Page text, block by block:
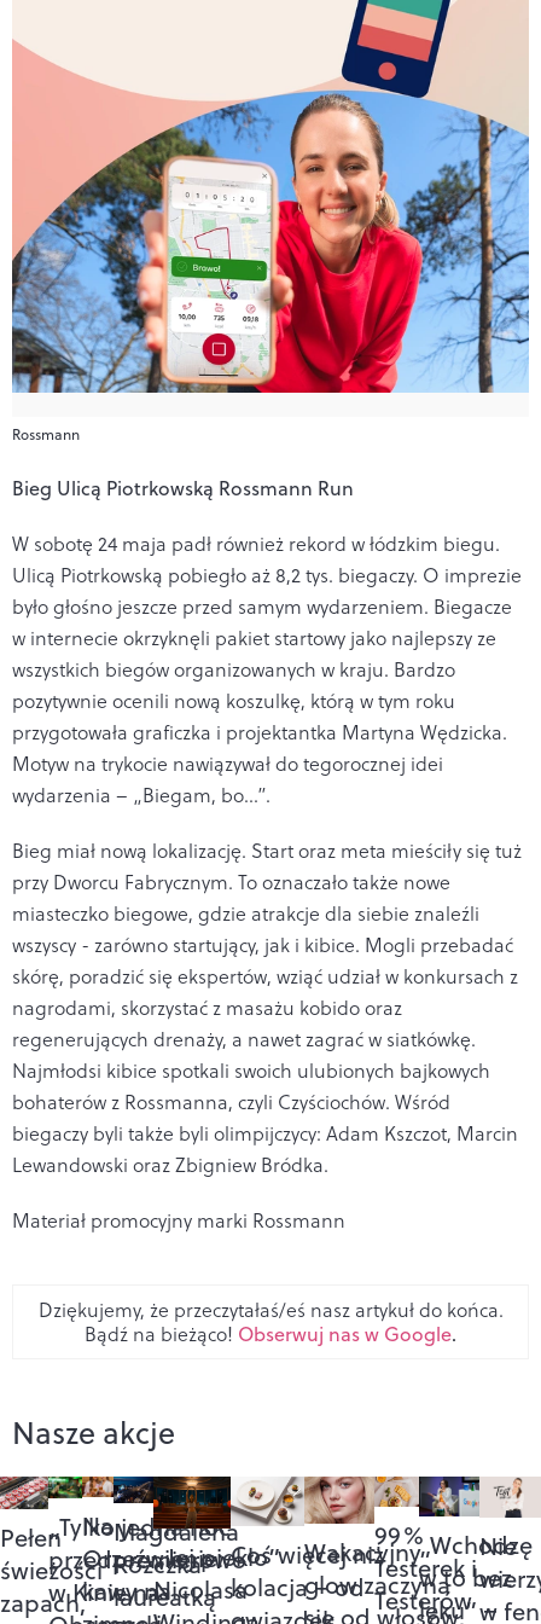
Rossmann
Bieg Ulicą Piotrkowską Rossmann Run
W sobotę 24 maja padł również rekord w łódzkim biegu.
Ulicą Piotrkowską pobiegło aż 8,2 tys. biegaczy. O imprezie
było głośno jeszcze przed samym wydarzeniem. Biegacze
w internecie okrzyknęli pakiet startowy jako najlepszy ze
wszystkich biegów organizowanych w kraju. Bardzo
pozytywnie ocenili nową koszulkę, którą w tym roku
przygotowała graficzka i projektantka Martyna Wędzicka.
Motyw na trykocie nawiązywał do tegorocznej idei
wydarzenia – „Biegam, bo...”.
Bieg miał nową lokalizację. Start oraz meta mieściły się tuż
przy Dworcu Fabrycznym. To oznaczało także nowe
miasteczko biegowe, gdzie atrakcje dla siebie znaleźli
wszyscy - zarówno startujący, jak i kibice. Mogli przebadać
skórę, poradzić się ekspertów, wziąć udział w konkursach z
nagrodami, skorzystać z masażu kobido oraz
regenerujących drenaży, a nawet zagrać w siatkówkę.
Najmłodsi kibice spotkali swoich ulubionych bajkowych
bohaterów z Rossmanna, czyli Czyściochów. Wśród
biegaczy byli także byli olimpijczycy: Adam Kszczot, Marcin
Lewandowski oraz Zbigniew Bródka.
Materiał promocyjny marki Rossmann
Dziękujemy, że przeczytałaś/eś nasz artykuł do końca.
Bądź na bieżąco! Obserwuj nas w Google.
Nasze akcje
Pełen
świeżości
zapach,
„Tylko jedna noc”
przedpremierowo
w Kinie na
Na
Orzeźwienie:
kawy na
Magdalena
Różczka
laureatką
„Jej piekło”
Nicolasa
Coś więcej niż
kolacja – od
Wakacyjny
glow zaczyna
99%
Testerek i
Testerów
„Wchodzę
w to bez
lęku” –
Nie
w